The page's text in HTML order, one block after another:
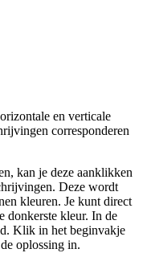
en verticale
corresponderen
kan je deze aanklikken
Deze wordt
kleuren. Je kunt direct
donkerste kleur. In de
Klik in het beginvakje
oplossing in.